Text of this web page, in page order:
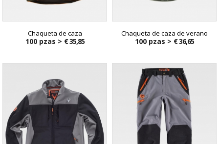
Chaqueta de caza
100 pzas > € 35,85
Chaqueta de caza de verano
100 pzas > € 36,65